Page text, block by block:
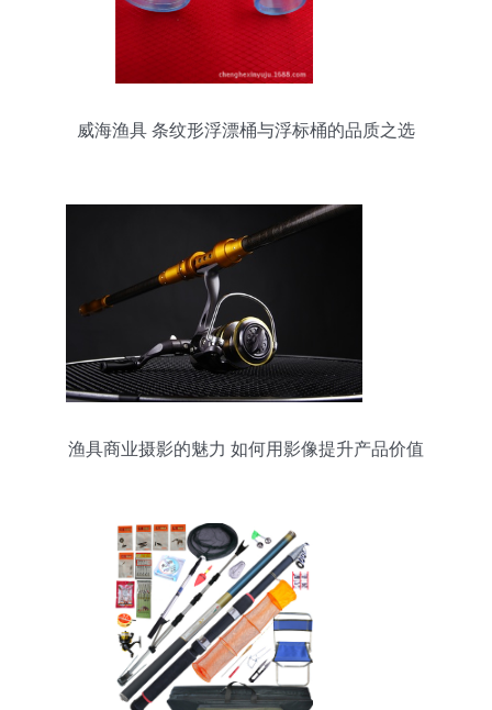
威海渔具 条纹形浮漂桶与浮标桶的品质之选
渔具商业摄影的魅力 如何用影像提升产品价值